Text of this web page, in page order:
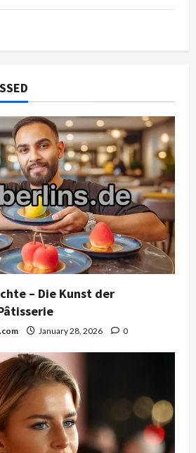
– Die Kunst der
January 28, 2026 0